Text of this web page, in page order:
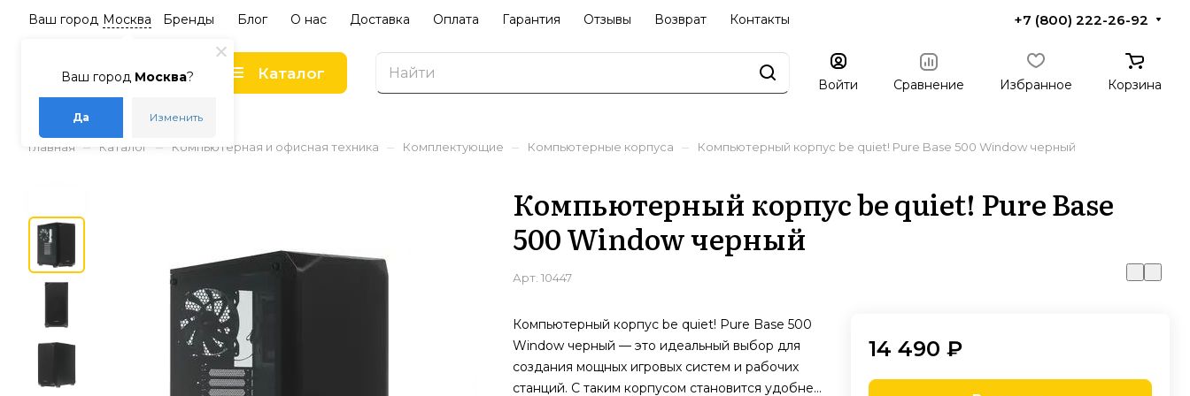
Ваш город Москва?
Да Изменить
Ваш город Москва Бренды Блог О нас Доставка Оплата Гарантия Отзывы Возврат Контакты +7 (800) 222-26-92
Каталог
Войти Сравнение Избранное Корзина
Главная – Каталог – Компьютерная и офисная техника – Комплектующие – Компьютерные корпуса – Компьютерный корпус be quiet! Pure Base 500 Window черный
Компьютерный корпус be quiet! Pure Base
500 Window черный
Арт. 10447
Компьютерный корпус be quiet! Pure Base 500
Window черный — это идеальный выбор для
создания мощных игровых систем и рабочих
станций. С таким корпусом становится удобнее
14 490 ₽